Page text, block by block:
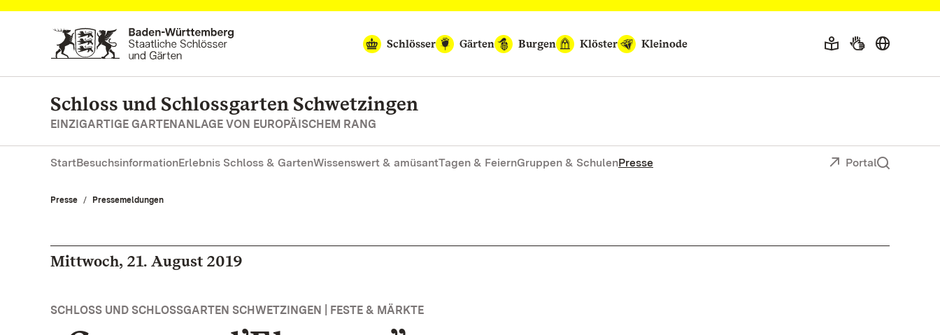
Zum Hauptinhalt springen
Schlösser
Gärten Burgen Klöster Kleinode
Schloss und Schlossgarten Schwetzingen
EINZIGARTIGE GARTENANLAGE VON EUROPÄISCHEM RANG
StartBesuchsinformationErlebnis Schloss & GartenWissenswert & amüsantTagen & FeiernGruppen & SchulenPresse Portal
Presse Pressemeldungen
Mittwoch, 21. August 2019
SCHLOSS UND SCHLOSSGARTEN SCHWETZINGEN | FESTE & MÄRKTE